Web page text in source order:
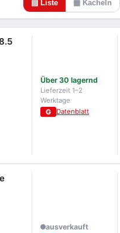
▤ Liste ▦ Kacheln
Über 30 lagernd
Lieferzeit 1–2
Werktage
G Datenblatt
ausverkauft